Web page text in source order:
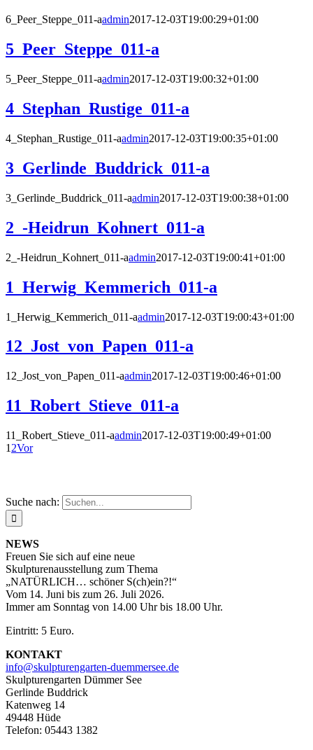
6_Peer_Steppe_011-aadmin2017-12-03T19:00:29+01:00
5_Peer_Steppe_011-a
5_Peer_Steppe_011-aadmin2017-12-03T19:00:32+01:00
4_Stephan_Rustige_011-a
4_Stephan_Rustige_011-aadmin2017-12-03T19:00:35+01:00
3_Gerlinde_Buddrick_011-a
3_Gerlinde_Buddrick_011-aadmin2017-12-03T19:00:38+01:00
2_-Heidrun_Kohnert_011-a
2_-Heidrun_Kohnert_011-aadmin2017-12-03T19:00:41+01:00
1_Herwig_Kemmerich_011-a
1_Herwig_Kemmerich_011-aadmin2017-12-03T19:00:43+01:00
12_Jost_von_Papen_011-a
12_Jost_von_Papen_011-aadmin2017-12-03T19:00:46+01:00
11_Robert_Stieve_011-a
11_Robert_Stieve_011-aadmin2017-12-03T19:00:49+01:00
1 2Vor
Suche nach:
NEWS
Freuen Sie sich auf eine neue
Skulpturenausstellung zum Thema
„NATÜRLICH… schöner S(ch)ein?!“
Vom 14. Juni bis zum 26. Juli 2026.
Immer am Sonntag von 14.00 Uhr bis 18.00 Uhr.
Eintritt: 5 Euro.
KONTAKT
info@skulpturengarten-duemmersee.de
Skulpturengarten Dümmer See
Gerlinde Buddrick
Katenweg 14
49448 Hüde
Telefon: 05443 1382